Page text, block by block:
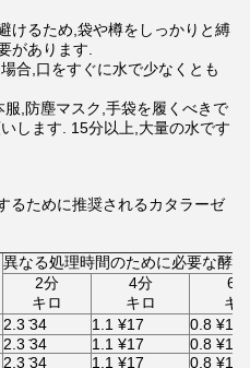
けるため,袋や樽をしっかりと縛
があります.
合,口をすぐに水で少なくとも
,防塵マスク,手袋を履くべきで
します. 15分以上,大量の水です
るために推奨されるカタラーゼ
異なる処理時間のために必要な酵
2分
キロ
4分
キロ
6分
キ
2.3 ̇34 1.1 ¥17
0.8 ¥11
2.3 ̇34 1.1 ¥17
0.8 ¥11
2.3 ̇34 1.1 ¥17 0.8 ¥11